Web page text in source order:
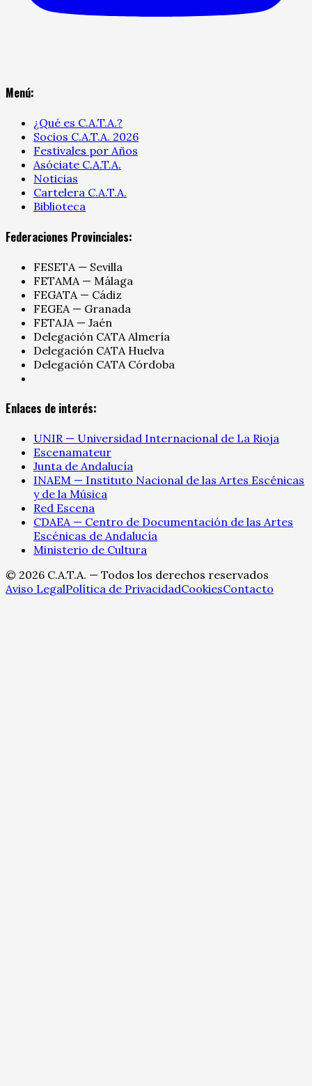
Menú:
¿Qué es C.A.T.A.?
Socios C.A.T.A. 2026
Festivales por Años
Asóciate C.A.T.A.
Noticias
Cartelera C.A.T.A.
Biblioteca
Federaciones Provinciales:
FESETA — Sevilla
FETAMA — Málaga
FEGATA — Cádiz
FEGEA — Granada
FETAJA — Jaén
Delegación CATA Almería
Delegación CATA Huelva
Delegación CATA Córdoba
Enlaces de interés:
UNIR — Universidad Internacional de La Rioja
Escenamateur
Junta de Andalucía
INAEM — Instituto Nacional de las Artes Escénicas
y de la Música
Red Escena
CDAEA — Centro de Documentación de las Artes
Escénicas de Andalucía
Ministerio de Cultura
© 2026 C.A.T.A. — Todos los derechos reservados
Aviso LegalPolítica de PrivacidadCookiesContacto